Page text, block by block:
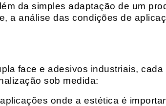
da simples adaptação de um
a análise das condições de
face e adesivos industriais,
sob medida:
onde a estética é